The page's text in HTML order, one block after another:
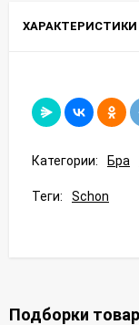
ХАРАКТЕРИСТИКИ
Категории: Бра
Теги: Schon
Подборки